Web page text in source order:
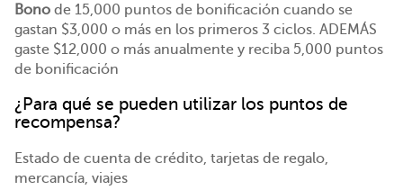
Bono de 15,000 puntos de bonificación cuando se
gastan $3,000 o más en los primeros 3 ciclos. ADEMÁS
gaste $12,000 o más anualmente y reciba 5,000 puntos
de bonificación
¿Para qué se pueden utilizar los puntos de
recompensa?
Estado de cuenta de crédito, tarjetas de regalo,
mercancía, viajes